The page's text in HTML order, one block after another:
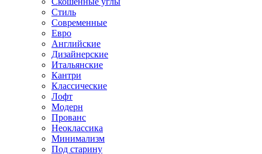
Стиль
Современные
Евро
Английские
Дизайнерские
Итальянские
Кантри
Классические
Лофт
Модерн
Прованс
Неоклассика
Минимализм
Под старину